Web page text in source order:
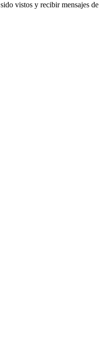
vistos y recibir mensajes de